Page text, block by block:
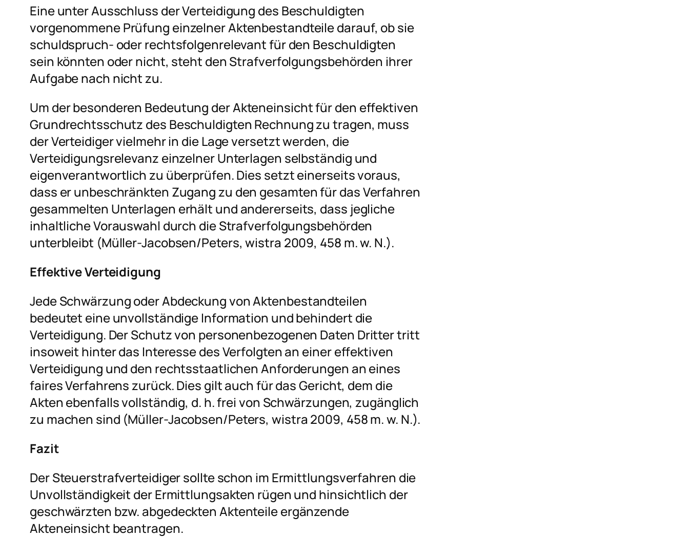
Eine unter Ausschluss der Verteidigung des Beschuldigten
vorgenommene Prüfung einzelner Aktenbestandteile darauf, ob sie
schuldspruch- oder rechtsfolgenrelevant für den Beschuldigten
sein könnten oder nicht, steht den Strafverfolgungsbehörden ihrer
Aufgabe nach nicht zu.
Um der besonderen Bedeutung der Akteneinsicht für den effektiven
Grundrechtsschutz des Beschuldigten Rechnung zu tragen, muss
der Verteidiger vielmehr in die Lage versetzt werden, die
Verteidigungsrelevanz einzelner Unterlagen selbständig und
eigenverantwortlich zu überprüfen. Dies setzt einerseits voraus,
dass er unbeschränkten Zugang zu den gesamten für das Verfahren
gesammelten Unterlagen erhält und andererseits, dass jegliche
inhaltliche Vorauswahl durch die Strafverfolgungsbehörden
unterbleibt (Müller-Jacobsen/Peters, wistra 2009, 458 m. w. N.).
Effektive Verteidigung
Jede Schwärzung oder Abdeckung von Aktenbestandteilen
bedeutet eine unvollständige Information und behindert die
Verteidigung. Der Schutz von personenbezogenen Daten Dritter tritt
insoweit hinter das Interesse des Verfolgten an einer effektiven
Verteidigung und den rechtsstaatlichen Anforderungen an eines
faires Verfahrens zurück. Dies gilt auch für das Gericht, dem die
Akten ebenfalls vollständig, d. h. frei von Schwärzungen, zugänglich
zu machen sind (Müller-Jacobsen/Peters, wistra 2009, 458 m. w. N.).
Fazit
Der Steuerstrafverteidiger sollte schon im Ermittlungsverfahren die
Unvollständigkeit der Ermittlungsakten rügen und hinsichtlich der
geschwärzten bzw. abgedeckten Aktenteile ergänzende
Akteneinsicht beantragen.